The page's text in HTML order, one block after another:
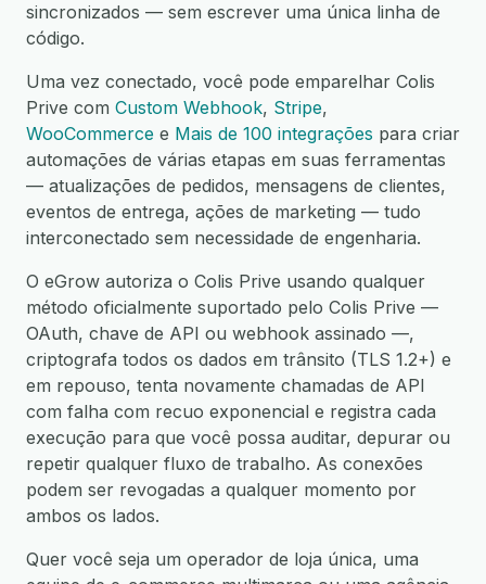
sincronizados — sem escrever uma única linha de
código.
Uma vez conectado, você pode emparelhar Colis
Prive com Custom Webhook, Stripe,
WooCommerce e Mais de 100 integrações para criar
automações de várias etapas em suas ferramentas
— atualizações de pedidos, mensagens de clientes,
eventos de entrega, ações de marketing — tudo
interconectado sem necessidade de engenharia.
O eGrow autoriza o Colis Prive usando qualquer
método oficialmente suportado pelo Colis Prive —
OAuth, chave de API ou webhook assinado —,
criptografa todos os dados em trânsito (TLS 1.2+) e
em repouso, tenta novamente chamadas de API
com falha com recuo exponencial e registra cada
execução para que você possa auditar, depurar ou
repetir qualquer fluxo de trabalho. As conexões
podem ser revogadas a qualquer momento por
ambos os lados.
Quer você seja um operador de loja única, uma